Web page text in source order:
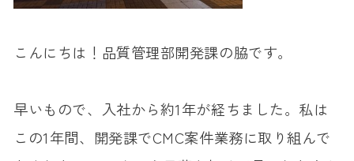
こんにちは！品質管理部開発課の脇です。
早いもので、入社から約1年が経ちました。私は
この1年間、開発課でCMC案件業務に取り組んで